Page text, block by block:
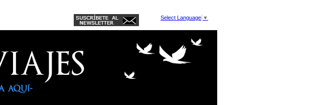
Select Language ▼